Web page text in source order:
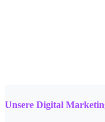
Unsere Digital